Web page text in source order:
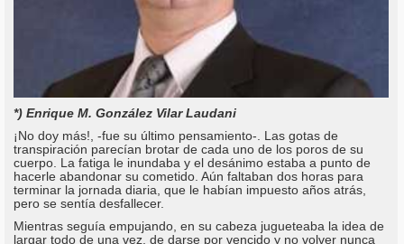
*) Enrique M. González Vilar Laudani
¡No doy más!, -fue su último pensamiento-. Las gotas de
transpiración parecían brotar de cada uno de los poros de su
cuerpo. La fatiga le inundaba y el desánimo estaba a punto de
hacerle abandonar su cometido. Aún faltaban dos horas para
terminar la jornada diaria, que le habían impuesto años atrás,
pero se sentía desfallecer.
Mientras seguía empujando, en su cabeza jugueteaba la idea de
largar todo de una vez, de darse por vencido y no volver nunca